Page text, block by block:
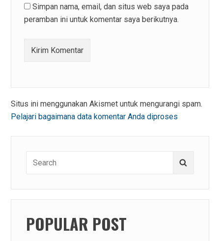
Simpan nama, email, dan situs web saya pada
peramban ini untuk komentar saya berikutnya.
Situs ini menggunakan Akismet untuk mengurangi spam.
Pelajari bagaimana data komentar Anda diproses
POPULAR POST